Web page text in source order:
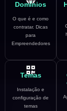
Domínios
O que é e como
contratar. Dicas
para
Empreendedores
Temas
Instalação e
configuração de
temas